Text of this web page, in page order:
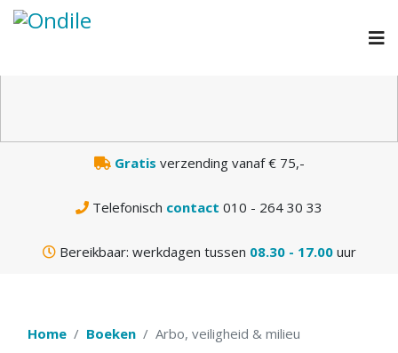
Gratis verzending vanaf € 75,-
Telefonisch contact 010 - 264 30 33
Bereikbaar: werkdagen tussen 08.30 - 17.00uur
Home Boeken Arbo, veiligheid & milieu